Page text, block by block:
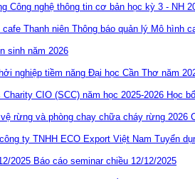
Thông báo quản lý Mô hình
sinh năm 2026
nghiệp tiềm năng Đại học Cần Thơ năm
Học
Tuyển
Báo cáo seminar chiều 12/12/2025